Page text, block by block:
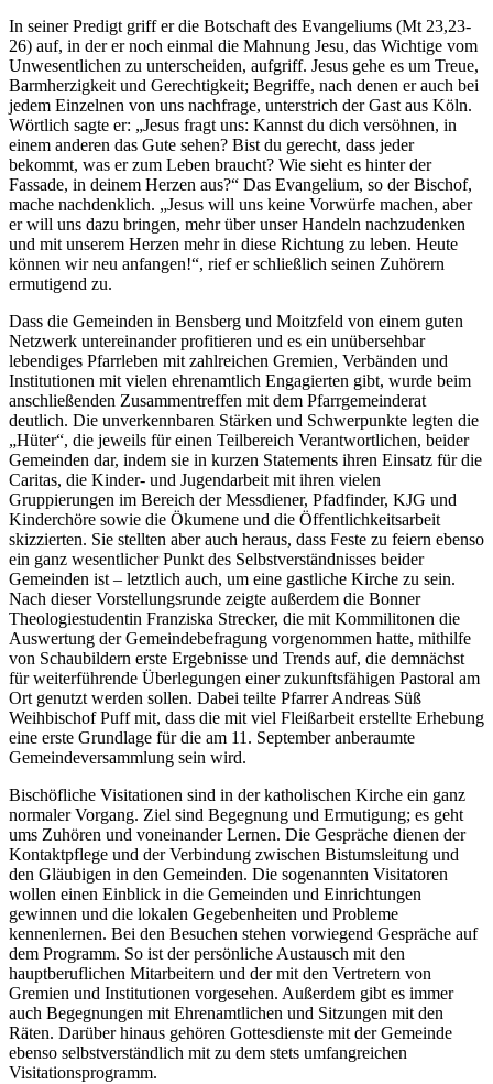
In seiner Predigt griff er die Botschaft des Evangeliums (Mt 23,23-
26) auf, in der er noch einmal die Mahnung Jesu, das Wichtige vom
Unwesentlichen zu unterscheiden, aufgriff. Jesus gehe es um Treue,
Barmherzigkeit und Gerechtigkeit; Begriffe, nach denen er auch bei
jedem Einzelnen von uns nachfrage, unterstrich der Gast aus Köln.
Wörtlich sagte er: „Jesus fragt uns: Kannst du dich versöhnen, in
einem anderen das Gute sehen? Bist du gerecht, dass jeder
bekommt, was er zum Leben braucht? Wie sieht es hinter der
Fassade, in deinem Herzen aus?“ Das Evangelium, so der Bischof,
mache nachdenklich. „Jesus will uns keine Vorwürfe machen, aber
er will uns dazu bringen, mehr über unser Handeln nachzudenken
und mit unserem Herzen mehr in diese Richtung zu leben. Heute
können wir neu anfangen!“, rief er schließlich seinen Zuhörern
ermutigend zu.
Dass die Gemeinden in Bensberg und Moitzfeld von einem guten
Netzwerk untereinander profitieren und es ein unübersehbar
lebendiges Pfarrleben mit zahlreichen Gremien, Verbänden und
Institutionen mit vielen ehrenamtlich Engagierten gibt, wurde beim
anschließenden Zusammentreffen mit dem Pfarrgemeinderat
deutlich. Die unverkennbaren Stärken und Schwerpunkte legten die
„Hüter“, die jeweils für einen Teilbereich Verantwortlichen, beider
Gemeinden dar, indem sie in kurzen Statements ihren Einsatz für die
Caritas, die Kinder- und Jugendarbeit mit ihren vielen
Gruppierungen im Bereich der Messdiener, Pfadfinder, KJG und
Kinderchöre sowie die Ökumene und die Öffentlichkeitsarbeit
skizzierten. Sie stellten aber auch heraus, dass Feste zu feiern ebenso
ein ganz wesentlicher Punkt des Selbstverständnisses beider
Gemeinden ist – letztlich auch, um eine gastliche Kirche zu sein.
Nach dieser Vorstellungsrunde zeigte außerdem die Bonner
Theologiestudentin Franziska Strecker, die mit Kommilitonen die
Auswertung der Gemeindebefragung vorgenommen hatte, mithilfe
von Schaubildern erste Ergebnisse und Trends auf, die demnächst
für weiterführende Überlegungen einer zukunftsfähigen Pastoral am
Ort genutzt werden sollen. Dabei teilte Pfarrer Andreas Süß
Weihbischof Puff mit, dass die mit viel Fleißarbeit erstellte Erhebung
eine erste Grundlage für die am 11. September anberaumte
Gemeindeversammlung sein wird.
Bischöfliche Visitationen sind in der katholischen Kirche ein ganz
normaler Vorgang. Ziel sind Begegnung und Ermutigung; es geht
ums Zuhören und voneinander Lernen. Die Gespräche dienen der
Kontaktpflege und der Verbindung zwischen Bistumsleitung und
den Gläubigen in den Gemeinden. Die sogenannten Visitatoren
wollen einen Einblick in die Gemeinden und Einrichtungen
gewinnen und die lokalen Gegebenheiten und Probleme
kennenlernen. Bei den Besuchen stehen vorwiegend Gespräche auf
dem Programm. So ist der persönliche Austausch mit den
hauptberuflichen Mitarbeitern und der mit den Vertretern von
Gremien und Institutionen vorgesehen. Außerdem gibt es immer
auch Begegnungen mit Ehrenamtlichen und Sitzungen mit den
Räten. Darüber hinaus gehören Gottesdienste mit der Gemeinde
ebenso selbstverständlich mit zu dem stets umfangreichen
Visitationsprogramm.